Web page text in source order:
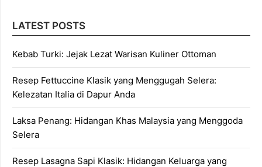
LATEST POSTS
Kebab Turki: Jejak Lezat Warisan Kuliner Ottoman
Resep Fettuccine Klasik yang Menggugah Selera:
Kelezatan Italia di Dapur Anda
Laksa Penang: Hidangan Khas Malaysia yang Menggoda
Selera
Resep Lasagna Sapi Klasik: Hidangan Keluarga yang